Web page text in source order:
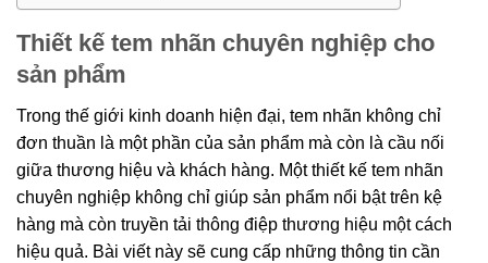
Thiết kế tem nhãn chuyên nghiệp cho
sản phẩm
Trong thế giới kinh doanh hiện đại, tem nhãn không chỉ
đơn thuần là một phần của sản phẩm mà còn là cầu nối
giữa thương hiệu và khách hàng. Một thiết kế tem nhãn
chuyên nghiệp không chỉ giúp sản phẩm nổi bật trên kệ
hàng mà còn truyền tải thông điệp thương hiệu một cách
hiệu quả. Bài viết này sẽ cung cấp những thông tin cần